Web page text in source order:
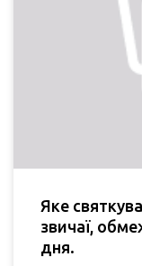
Яке
звичаї,
дня.